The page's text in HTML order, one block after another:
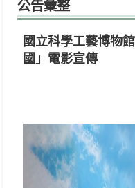
公告彙整
國立科學工藝博物
國」電影宣傳